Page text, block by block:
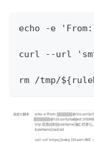
echo -e 'From:
curl --url
rm /tmp/